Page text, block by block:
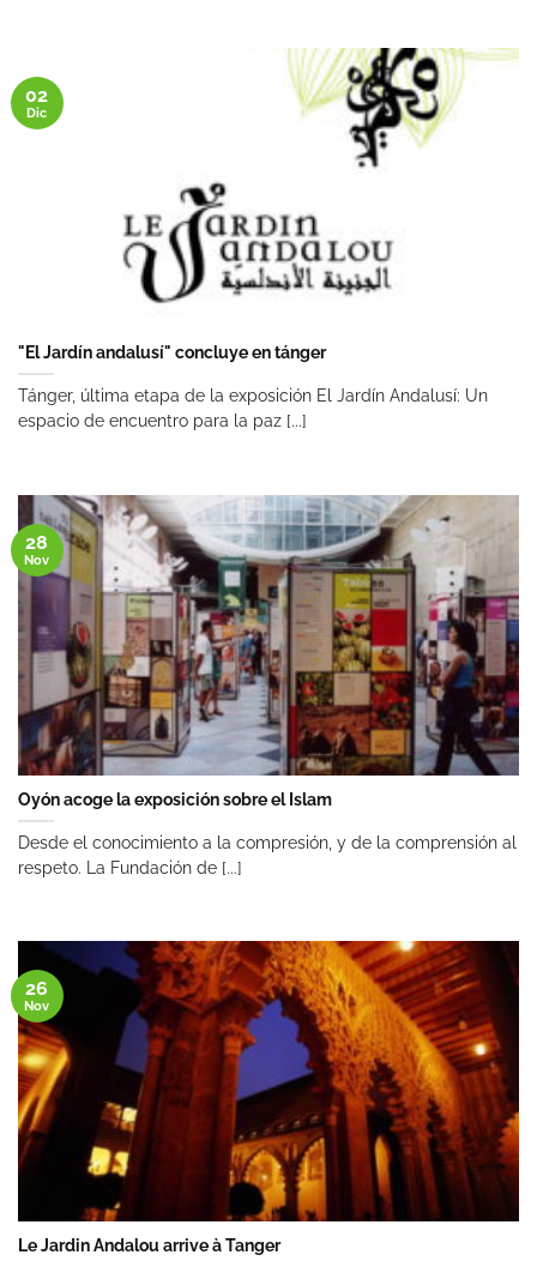
"El Jardín andalusí" concluye en tánger
Tánger, última etapa de la exposición El Jardín Andalusí: Un
espacio de encuentro para la paz [...]
02
Dic
Oyón acoge la exposición sobre el Islam
Desde el conocimiento a la compresión, y de la comprensión al
respeto. La Fundación de [...]
28
Nov
Le Jardin Andalou arrive à Tanger
26
Nov